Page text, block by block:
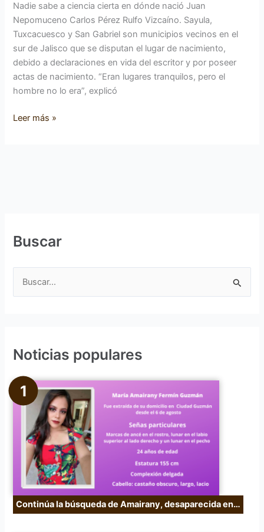
Nadie sabe a ciencia cierta en dónde nació Juan
Nepomuceno Carlos Pérez Rulfo Vizcaíno. Sayula,
Tuxcacuesco y San Gabriel son municipios vecinos en el
sur de Jalisco que se disputan el lugar de nacimiento,
debido a declaraciones en vida del escritor y por poseer
actas de nacimiento. “Eran lugares tranquilos, pero el
hombre no lo era”, explicó
Leer más »
Buscar
a
o
Noticias populares
Continúa la búsqueda de Amairany, desaparecida en…